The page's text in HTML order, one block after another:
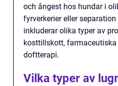
och ångest hos hundar i
fyrverkerier eller
inkluderar olika typer av
kosttillskott,
doftterapi.
Vilka typer av